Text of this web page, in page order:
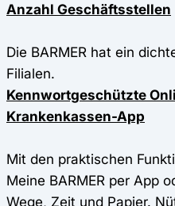
Anzahl Geschäftsstellen
Die BARMER hat ein
Filialen.
Kennwortgeschützte
Krankenkassen-App
Mit den praktischen
Meine BARMER per App
Wege, Zeit und Papier.